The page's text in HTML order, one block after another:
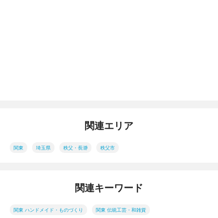
関連エリア
関東 埼玉県 秩父・長瀞 秩父市
関連キーワード
関東 ハンドメイド・ものづくり 関東 伝統工芸・和雑貨